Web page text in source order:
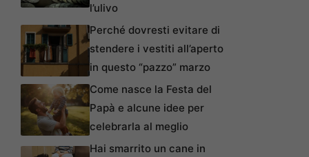
l’ulivo
Perché dovresti evitare di
stendere i vestiti all’aperto
in questo “pazzo” marzo
Come nasce la Festa del
Papà e alcune idee per
celebrarla al meglio
Hai smarrito un cane in